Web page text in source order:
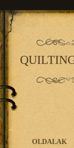
OLDALAK